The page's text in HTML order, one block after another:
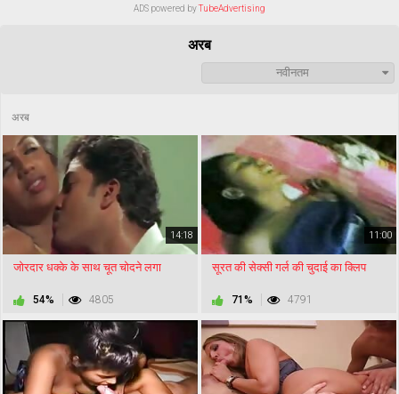
ADS powered byTubeAdvertising
अरब
नवीनतम
अरब
14:18
जोरदार धक्के के साथ चूत चोदने लगा
54% 4805
11:00
सूरत की सेक्सी गर्ल की चुदाई का क्लिप
71% 4791